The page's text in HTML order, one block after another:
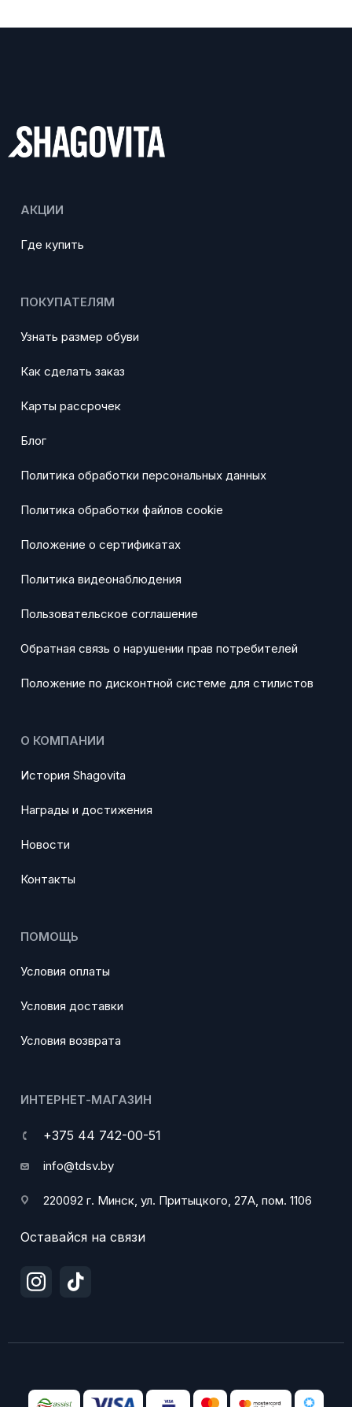
АКЦИИ
Где купить
ПОКУПАТЕЛЯМ
Узнать размер обуви
Как сделать заказ
Карты рассрочек
Блог
Политика обработки персональных данных
Политика обработки файлов cookie
Положение о сертификатах
Политика видеонаблюдения
Пользовательское соглашение
Обратная связь о нарушении прав потребителей
Положение по дисконтной системе для стилистов
О КОМПАНИИ
История Shagovita
Награды и достижения
Новости
Контакты
ПОМОЩЬ
Условия оплаты
Условия доставки
Условия возврата
ИНТЕРНЕТ-МАГАЗИН
+375 44 742-00-51
info@tdsv.by
220092 г. Минск, ул. Притыцкого, 27А, пом. 1106
Оставайся на связи